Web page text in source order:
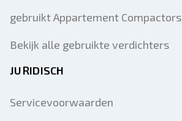
gebruikt Appartement Compactors
Bekijk alle gebruikte verdichters
JURIDISCH
Servicevoorwaarden